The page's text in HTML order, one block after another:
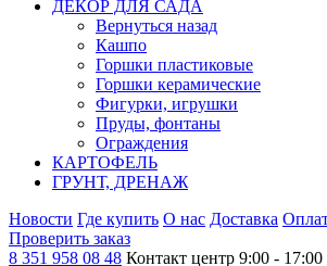
ДЕКОР ДЛЯ САДА
Вернуться назад
Кашпо
Горшки пластиковые
Горшки керамические
Фигурки, игрушки
Пруды, фонтаны
Ограждения
КАРТОФЕЛЬ
ГРУНТ, ДРЕНАЖ
Новости Где купить О нас Доставка
Проверить заказ
8 351 958 08 48 Контакт центр 9:00 - 17:00